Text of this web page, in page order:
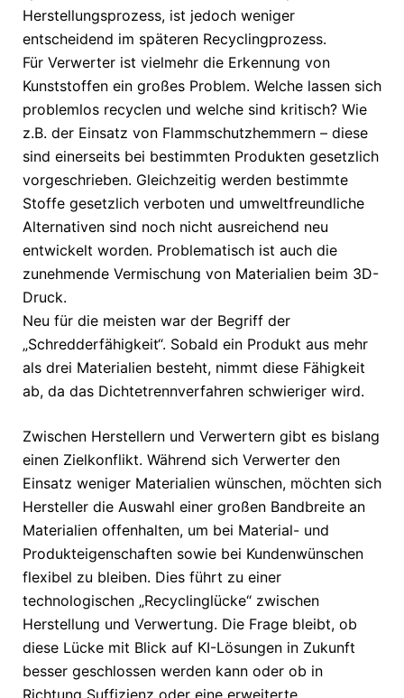
Herstellungsprozess, ist jedoch weniger
entscheidend im späteren Recyclingprozess.
Für Verwerter ist vielmehr die Erkennung von
Kunststoffen ein großes Problem. Welche lassen sich
problemlos recyclen und welche sind kritisch? Wie
z.B. der Einsatz von Flammschutzhemmern – diese
sind einerseits bei bestimmten Produkten gesetzlich
vorgeschrieben. Gleichzeitig werden bestimmte
Stoffe gesetzlich verboten und umweltfreundliche
Alternativen sind noch nicht ausreichend neu
entwickelt worden. Problematisch ist auch die
zunehmende Vermischung von Materialien beim 3D-
Druck.
Neu für die meisten war der Begriff der
„Schredderfähigkeit“. Sobald ein Produkt aus mehr
als drei Materialien besteht, nimmt diese Fähigkeit
ab, da das Dichtetrennverfahren schwieriger wird.
Zwischen Herstellern und Verwertern gibt es bislang
einen Zielkonflikt. Während sich Verwerter den
Einsatz weniger Materialien wünschen, möchten sich
Hersteller die Auswahl einer großen Bandbreite an
Materialien offenhalten, um bei Material- und
Produkteigenschaften sowie bei Kundenwünschen
flexibel zu bleiben. Dies führt zu einer
technologischen „Recyclinglücke“ zwischen
Herstellung und Verwertung. Die Frage bleibt, ob
diese Lücke mit Blick auf KI-Lösungen in Zukunft
besser geschlossen werden kann oder ob in